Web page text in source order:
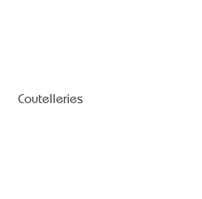
Coutelleries